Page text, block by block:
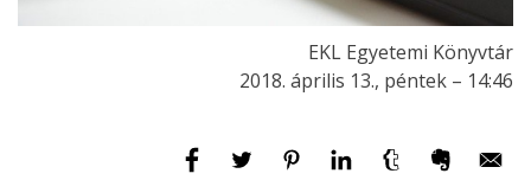
EKL Egyetemi Könyvtár
2018. április 13., péntek – 14:46